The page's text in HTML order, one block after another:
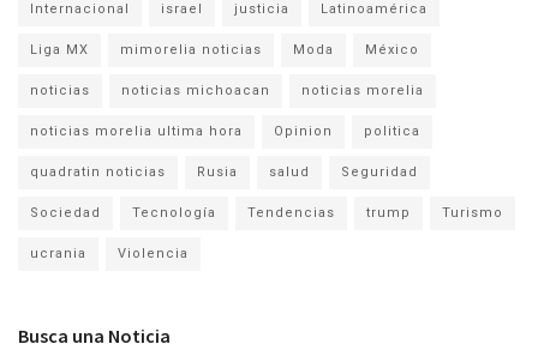
Internacional israel justicia Latinoamérica
Liga MX mimorelia noticias Moda México
noticias noticias michoacan noticias morelia
noticias morelia ultima hora Opinion politica
quadratin noticias Rusia salud Seguridad
Sociedad Tecnología Tendencias trump Turismo
ucrania Violencia
Busca una Noticia